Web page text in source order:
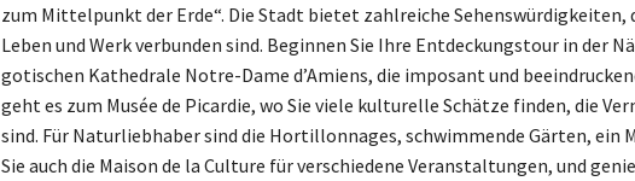
zum Mittelpunkt der Erde“. Die Stadt bietet zahlreiche Sehenswürdigkeiten,
Leben und Werk verbunden sind. Beginnen Sie Ihre Entdeckungstour in der
gotischen Kathedrale Notre-Dame d’Amiens, die imposant und
geht es zum Musée de Picardie, wo Sie viele kulturelle Schätze finden, die
sind. Für Naturliebhaber sind die Hortillonnages, schwimmende Gärten, ein
Sie auch die Maison de la Culture für verschiedene Veranstaltungen, und